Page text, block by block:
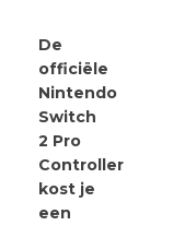
De
officiële
Nintendo
Switch
2 Pro
Controller
kost je
een